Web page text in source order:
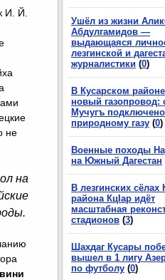
Ушёл из жизни
Абдулгамидов —
выдающаяся
лезгинской и
журналистики (0)
В Кусарском
новый газопровод:
Мучугъ
природному газу (0)
Военные походы
на Южный Дагестан
В лезгинских сёлах
района КцIар идёт
масштабная
стадионов (3)
Шахдаг Кусары
вышел в 1 лигу
по футболу (0)
И. Й.
не
на